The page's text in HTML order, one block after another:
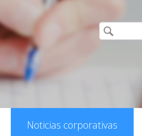
Noticias corporativas